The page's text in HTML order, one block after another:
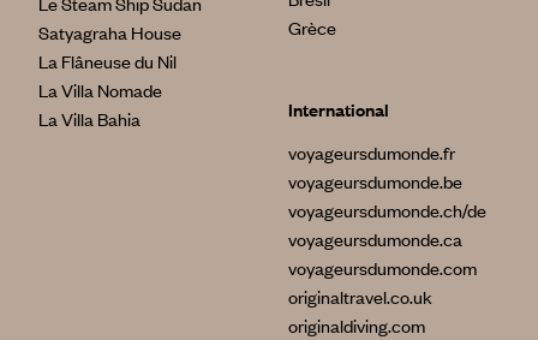
Satyagraha House
La Flâneuse du Nil
La Villa Nomade
La Villa Bahia
Grèce
International
voyageursdumonde.fr
voyageursdumonde.be
voyageursdumonde.ch/de
voyageursdumonde.ca
voyageursdumonde.com
originaltravel.co.uk
originaldiving.com